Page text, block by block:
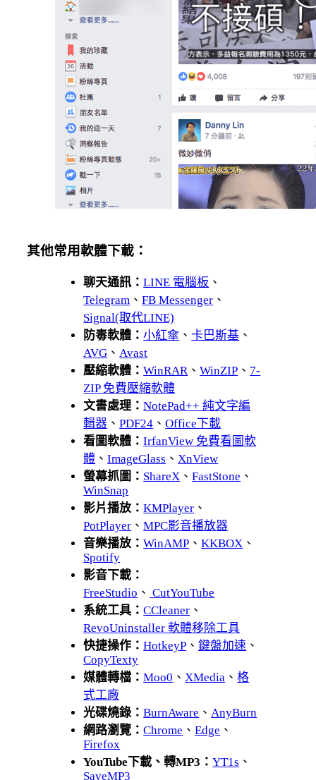
其他常用軟體下載：
聊天通訊：LINE 電腦板 、
Telegram 、FB Messenger 、
Signal(取代LINE)
防毒軟體：小紅傘 、卡巴斯基 、
AVG 、 Avast
壓縮軟體：WinRAR 、WinZIP 、 7-
ZIP 免費壓縮軟體
文書處理：NotePad++ 純文字編
輯器 、PDF24 、Office下載
看圖軟體：IrfanView 免費看圖軟
體 、ImageGlass 、 XnView
螢幕抓圖： ShareX 、FastStone 、
WinSnap
影片播放：KMPlayer 、
PotPlayer 、MPC影音播放器
音樂播放：WinAMP 、KKBOX 、
Spotify
影音下載：
FreeStudio 、 CutYouTube
系統工具：CCleaner 、
RevoUninstaller 軟體移除工具
快捷操作：HotkeyP 、鍵盤加速 、
CopyTexty
媒體轉檔：Moo0 、 XMedia 、格
式工廠
光碟燒錄：BurnAware 、 AnyBurn
網路瀏覽：Chrome 、Edge 、
Firefox
YouTube下載、轉MP3：YT1s 、
SaveMP3